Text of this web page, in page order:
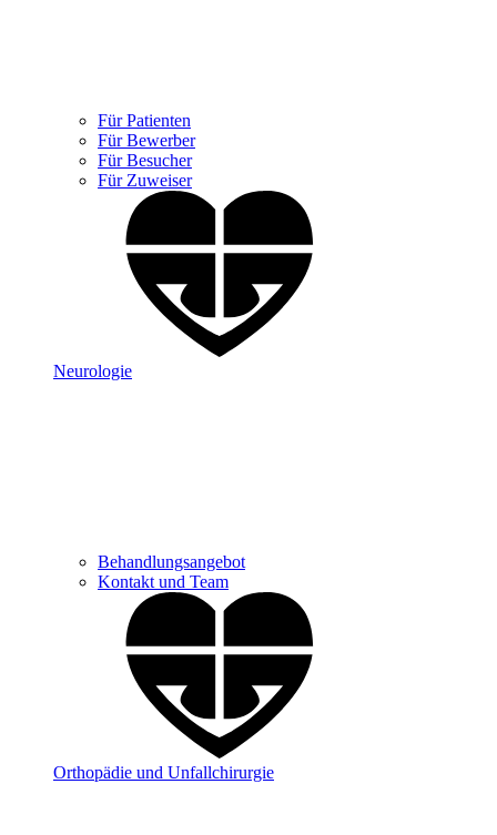
Für Patienten
Für Bewerber
Für Besucher
Für Zuweiser
Neurologie
Behandlungsangebot
Kontakt und Team
Orthopädie und Unfallchirurgie